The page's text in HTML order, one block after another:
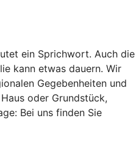
ein Sprichwort. Auch die
kann etwas dauern. Wir
Gegebenheiten und
oder Grundstück,
Bei uns finden Sie